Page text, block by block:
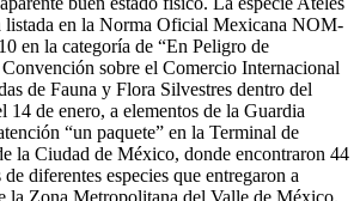
listada en la Norma Oficial Mexicana NOM-
en la categoría de “En Peligro de
sobre el Comercio Internacional
de Fauna y Flora Silvestres dentro del
14 de enero, a elementos de la Guardia
“un paquete” en la Terminal de
la Ciudad de México, donde encontraron 44
diferentes especies que entregaron a
la Zona Metropolitana del Valle de México.